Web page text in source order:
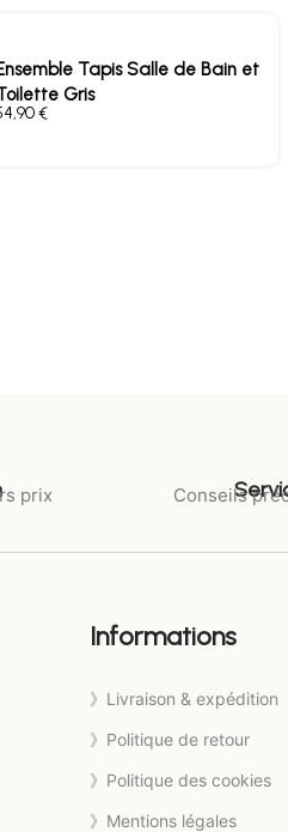
Tapis Salle de Bain et
Gris
€
prix Conseils
Informations
》Livraison & expédition
》Politique de retour
》Politique des cookies
》Mentions légales